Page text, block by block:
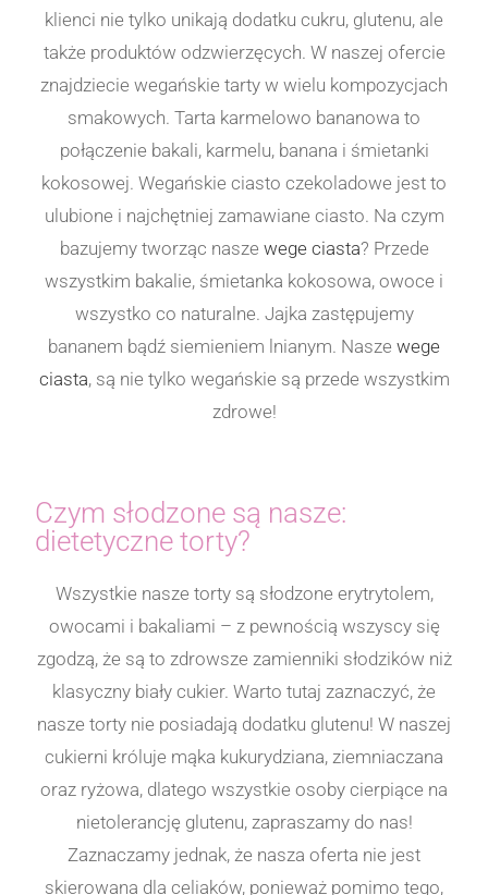
klienci nie tylko unikają dodatku cukru, glutenu, ale
także produktów odzwierzęcych. W naszej ofercie
znajdziecie wegańskie tarty w wielu kompozycjach
smakowych. Tarta karmelowo bananowa to
połączenie bakali, karmelu, banana i śmietanki
kokosowej. Wegańskie ciasto czekoladowe jest to
ulubione i najchętniej zamawiane ciasto. Na czym
bazujemy tworząc nasze wege ciasta? Przede
wszystkim bakalie, śmietanka kokosowa, owoce i
wszystko co naturalne. Jajka zastępujemy
bananem bądź siemieniem lnianym. Nasze wege
ciasta, są nie tylko wegańskie są przede wszystkim
zdrowe!
Czym słodzone są nasze:
dietetyczne torty?
Wszystkie nasze torty są słodzone erytrytolem,
owocami i bakaliami – z pewnością wszyscy się
zgodzą, że są to zdrowsze zamienniki słodzików niż
klasyczny biały cukier. Warto tutaj zaznaczyć, że
nasze torty nie posiadają dodatku glutenu! W naszej
cukierni króluje mąka kukurydziana, ziemniaczana
oraz ryżowa, dlatego wszystkie osoby cierpiące na
nietolerancję glutenu, zapraszamy do nas!
Zaznaczamy jednak, że nasza oferta nie jest
skierowana dla celiaków, ponieważ pomimo tego,